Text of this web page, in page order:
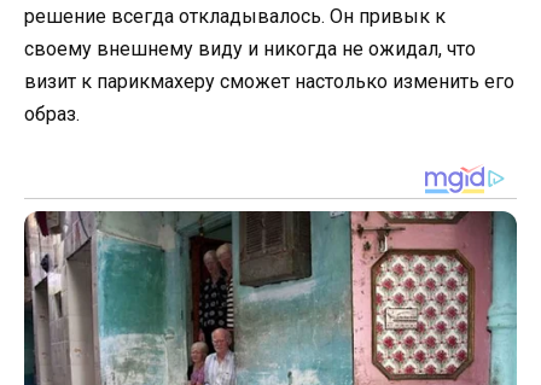
решение всегда откладывалось. Он привык к
своему внешнему виду и никогда не ожидал, что
визит к парикмахеру сможет настолько изменить его
образ.